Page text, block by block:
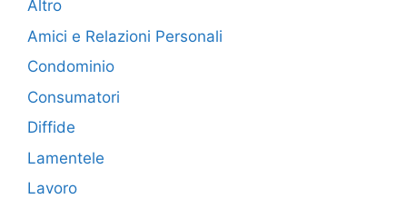
Altro
Amici e Relazioni Personali
Condominio
Consumatori
Diffide
Lamentele
Lavoro